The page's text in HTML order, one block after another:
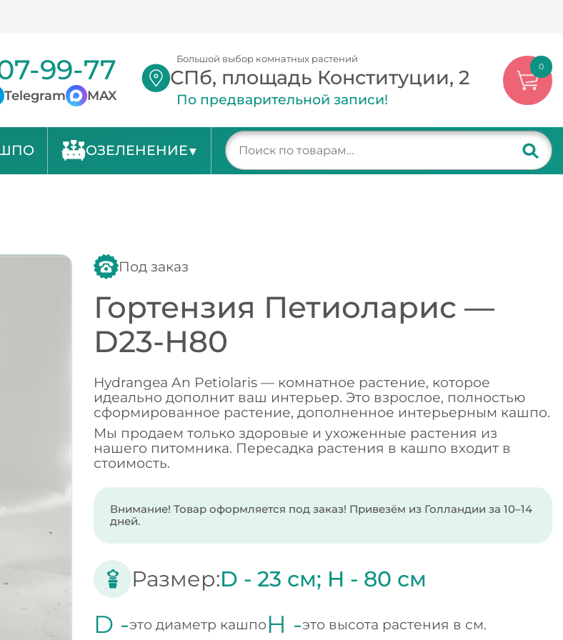
99-77
Telegram MAX
Большой выбор комнатных растений
СПб, площадь Конституции, 2
По предварительной записи!
0
ОЗЕЛЕНЕНИЕ
Под заказ
Гортензия Петиоларис —
D23-H80
Hydrangea An Petiolaris — комнатное растение, которое
идеально дополнит ваш интерьер. Это взрослое, полностью
сформированное растение, дополненное интерьерным кашпо.
Мы продаем только здоровые и ухоженные растения из
нашего питомника. Пересадка растения в кашпо входит в
стоимость.
Внимание! Товар оформляется под заказ! Привезём из Голландии за 10–14
дней.
Размер:D -23 см; H - 80 см
D -это диаметр кашпоH -это высота растения в см.